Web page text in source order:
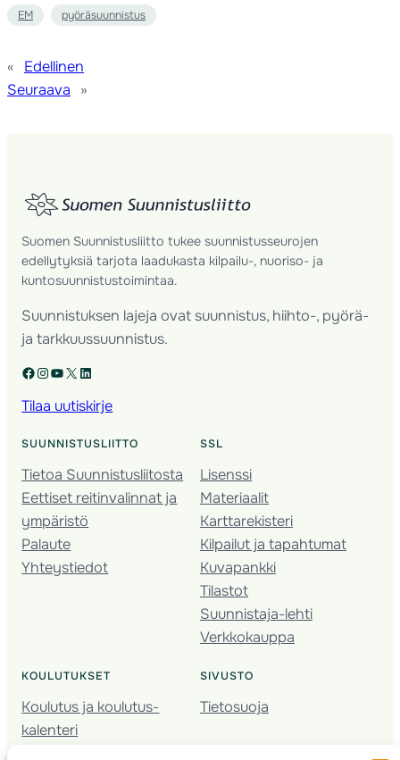
EM pyöräsuunnistus
«
Edellinen
Seuraava
»
Suomen Suunnistusliitto tukee suunnistusseurojen
edellytyksiä tarjota laadukasta kilpailu-, nuoriso- ja
kuntosuunnistustoimintaa.
Suunnistuksen lajeja ovat suunnistus, hiihto-, pyörä-
ja tarkkuussuunnistus.
Facebook Instagram YouTube X LinkedIn
Tilaa uutiskirje
SUUNNISTUSLIITTO
Tietoa Suunnistusliitosta
Eettiset reitinvalinnat ja
ympäristö
Palaute
Yhteystiedot
SSL
Lisenssi
Materiaalit
Karttarekisteri
Kilpailut ja tapahtumat
Kuvapankki
Tilastot
Suunnistaja-lehti
Verkkokauppa
KOULUTUKSET
Koulutus ja koulutus­
kalenteri
SIVUSTO
Tietosuoja